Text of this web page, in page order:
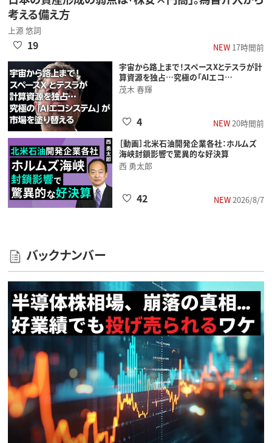
考える備え方
上源 悠詞
NEW17時間前
19
宇宙から路上まで！スペースXとテスラが計
算資源を独占…究極の「AIエコ…
茂木 春輝
NEW20時間前
4
［動画］北米石油開発企業各社：ホルムズ
海峡封鎖影響で驚異的な好決算
西 勇太郎
NEW2026/8/7
42
バックナンバー